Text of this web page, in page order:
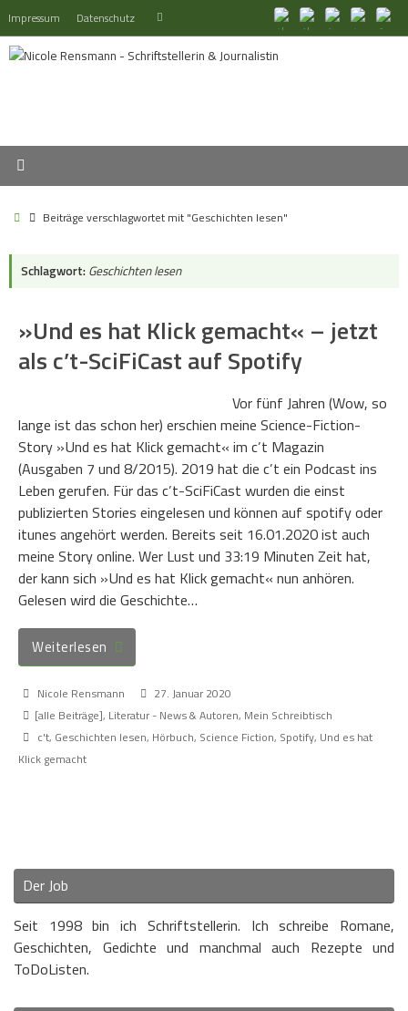
Inhalt
springen
Impressum Datenschutz Suchen
StartBeiträge verschlagwortet mit "Geschichten lesen"
Schlagwort: Geschichten lesen
»Und es hat Klick gemacht« – jetzt
als c’t-SciFiCast auf Spotify
Vor fünf Jahren (Wow, so
lange ist das schon her) erschien meine Science-Fiction-
Story »Und es hat Klick gemacht« im c’t Magazin
(Ausgaben 7 und 8/2015). 2019 hat die c’t ein Podcast ins
Leben gerufen. Für das c’t-SciFiCast wurden die einst
publizierten Stories eingelesen und können auf spotify oder
itunes angehört werden. Bereits seit 16.01.2020 ist auch
meine Story online. Wer Lust und 33:19 Minuten Zeit hat,
der kann sich »Und es hat Klick gemacht« nun anhören.
Gelesen wird die Geschichte…
Weiterlesen
Nicole Rensmann
27. Januar 2020
[alle Beiträge], Literatur - News & Autoren, Mein Schreibtisch
c't, Geschichten lesen, Hörbuch, Science Fiction, Spotify, Und es hat
Klick gemacht
Der Job
Seit 1998 bin ich Schriftstellerin. Ich schreibe Romane,
Geschichten, Gedichte und manchmal auch Rezepte und
ToDoListen.